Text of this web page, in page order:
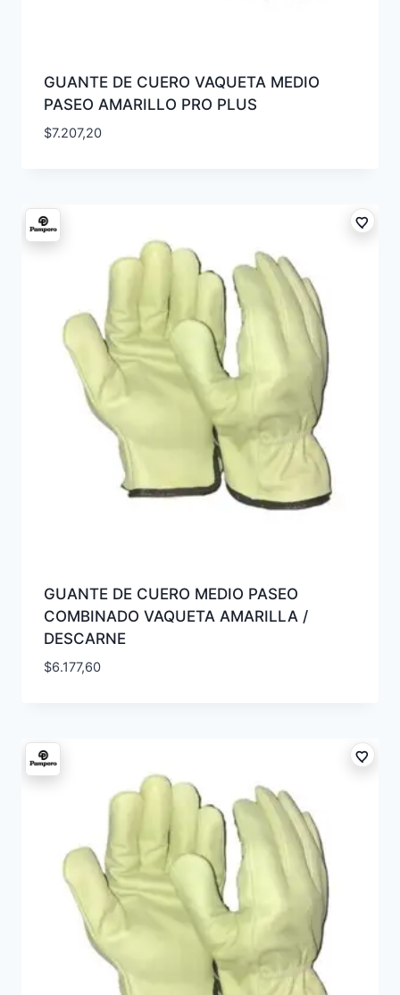
GUANTE DE CUERO VAQUETA MEDIO
PASEO AMARILLO PRO PLUS
$7.207,20
GUANTE DE CUERO MEDIO PASEO
COMBINADO VAQUETA AMARILLA /
DESCARNE
$6.177,60